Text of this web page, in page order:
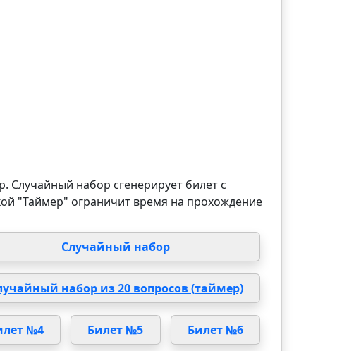
Случайный набор сгенерирует билет с
"Таймер" ограничит время на прохождение
Случайный набор
набор из 20 вопросов (таймер)
№4 Билет №5 Билет №6